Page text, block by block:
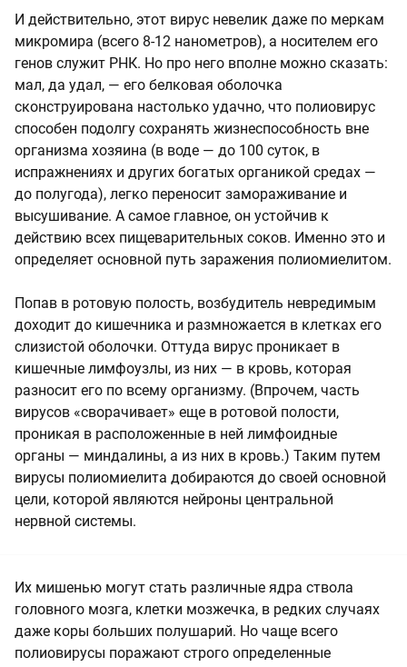
И действительно, этот вирус невелик даже по меркам
микромира (всего 8-12 нанометров), а носителем его
генов служит РНК. Но про него вполне можно сказать:
мал, да удал, — его белковая оболочка
сконструирована настолько удачно, что полиовирус
способен подолгу сохранять жизнеспособность вне
организма хозяина (в воде — до 100 суток, в
испражнениях и других богатых органикой средах —
до полугода), легко переносит замораживание и
высушивание. А самое главное, он устойчив к
действию всех пищеварительных соков. Именно это и
определяет основной путь заражения полиомиелитом.
Попав в ротовую полость, возбудитель невредимым
доходит до кишечника и размножается в клетках его
слизистой оболочки. Оттуда вирус проникает в
кишечные лимфоузлы, из них — в кровь, которая
разносит его по всему организму. (Впрочем, часть
вирусов «сворачивает» еще в ротовой полости,
проникая в расположенные в ней лимфоидные
органы — миндалины, а из них в кровь.) Таким путем
вирусы полиомиелита добираются до своей основной
цели, которой являются нейроны центральной
нервной системы.
Их мишенью могут стать различные ядра ствола
головного мозга, клетки мозжечка, в редких случаях
даже коры больших полушарий. Но чаще всего
полиовирусы поражают строго определенные